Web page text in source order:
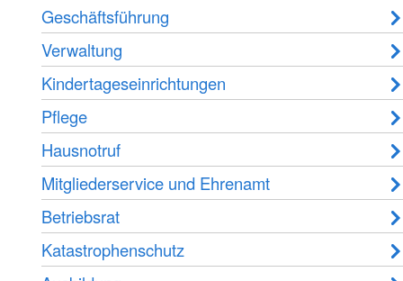
Geschäftsführung
Verwaltung
Kindertageseinrichtungen
Pflege
Hausnotruf
Mitgliederservice und Ehrenamt
Betriebsrat
Katastrophenschutz